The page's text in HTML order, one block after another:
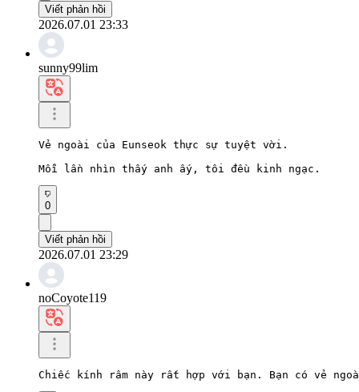
Viết phản hồi
2026.07.01 23:33
sunny99lim
Vẻ ngoài của Eunseok thực sự tuyệt vời.
Mỗi lần nhìn thấy anh ấy, tôi đều kinh ngạc.
0
Viết phản hồi
2026.07.01 23:29
noCoyote119
Chiếc kính râm này rất hợp với bạn. Bạn có vẻ